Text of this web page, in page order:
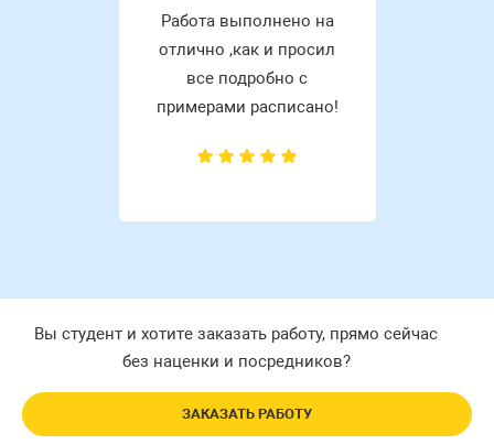
Работа выполнено на
отлично ,как и просил
все подробно с
примерами расписано!
Вы студент и хотите заказать работу, прямо сейчас
без наценки и посредников?
ЗАКАЗАТЬ РАБОТУ